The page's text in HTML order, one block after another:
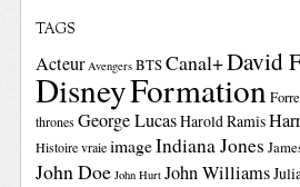
TAGS
Acteur Avengers BTSCanal+David
DisneyFormation
thrones George LucasHarold Ramis
Histoire vraie imageIndiana Jones
John Doe John Hurt John Williams